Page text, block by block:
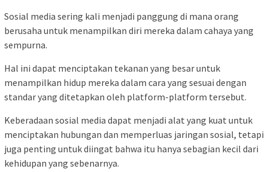
Sosial media sering kali menjadi panggung di mana orang
berusaha untuk menampilkan diri mereka dalam cahaya yang
sempurna.
Hal ini dapat menciptakan tekanan yang besar untuk
menampilkan hidup mereka dalam cara yang sesuai dengan
standar yang ditetapkan oleh platform-platform tersebut.
Keberadaan sosial media dapat menjadi alat yang kuat untuk
menciptakan hubungan dan memperluas jaringan sosial, tetapi
juga penting untuk diingat bahwa itu hanya sebagian kecil dari
kehidupan yang sebenarnya.